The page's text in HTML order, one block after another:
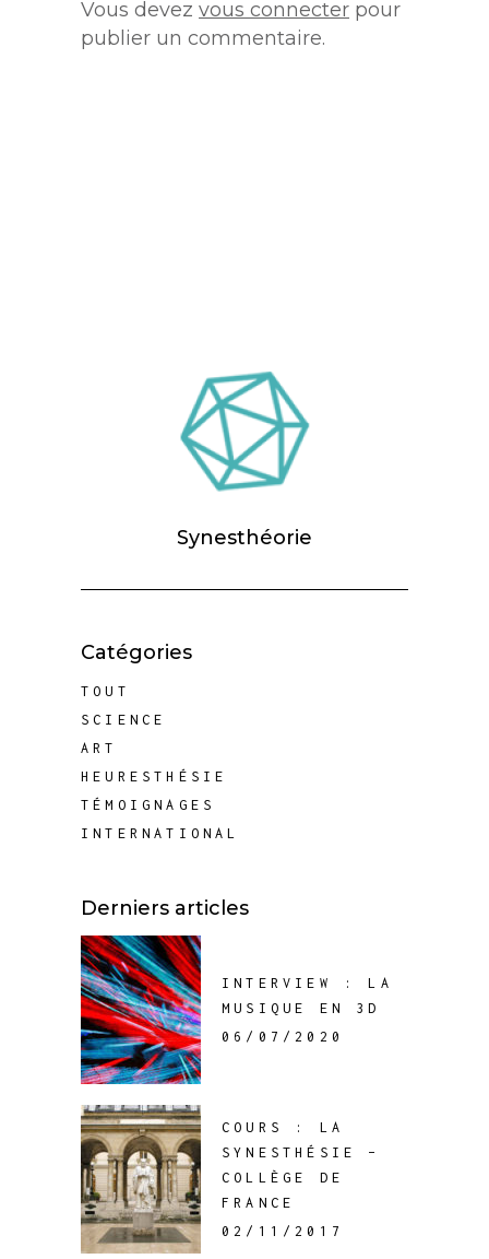
Vous devez vous connecter pour
publier un commentaire.
Synesthéorie
Catégories
TOUT
SCIENCE
ART
HEURESTHÉSIE
TÉMOIGNAGES
INTERNATIONAL
Derniers articles
INTERVIEW : LA
MUSIQUE EN 3D
06/07/2020
COURS : LA
SYNESTHÉSIE –
COLLÈGE DE
FRANCE
02/11/2017